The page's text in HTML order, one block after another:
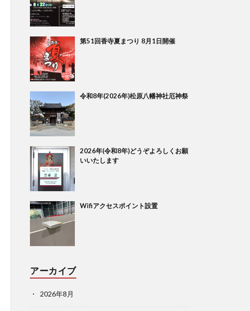
第51回香寺夏まつり 8月1日開催
令和8年(2026年)松原八幡神社厄神祭
2026年(令和8年)どうぞよろしくお願
いいたします
Wifiアクセスポイント設置
アーカイブ
2026年8月